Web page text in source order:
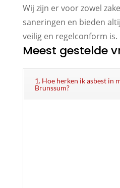
Wij zijn er voor zowel
saneringen en bieden
veilig en regelconform is.
Meest gestelde
1. Hoe herken ik asbest in
Brunssum?